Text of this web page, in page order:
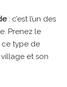
: c’est l’un des
Prenez le
ce type de
et son